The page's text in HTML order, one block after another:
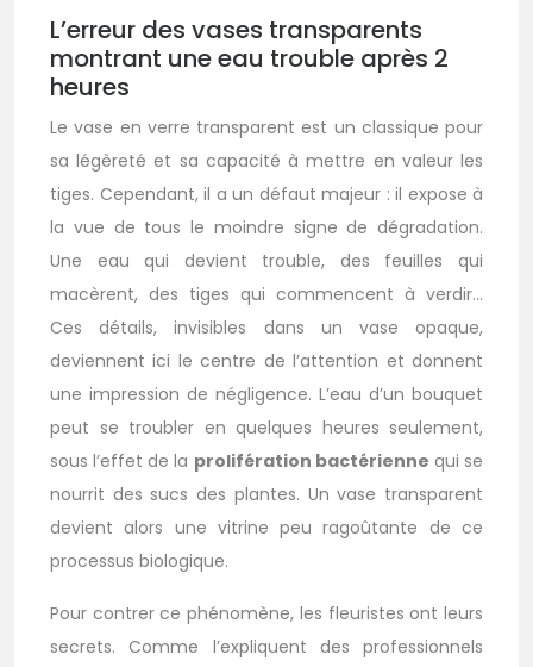
L’erreur des vases transparents
montrant une eau trouble après 2
heures
Le vase en verre transparent est un classique pour
sa légèreté et sa capacité à mettre en valeur les
tiges. Cependant, il a un défaut majeur : il expose à
la vue de tous le moindre signe de dégradation.
Une eau qui devient trouble, des feuilles qui
macèrent, des tiges qui commencent à verdir…
Ces détails, invisibles dans un vase opaque,
deviennent ici le centre de l’attention et donnent
une impression de négligence. L’eau d’un bouquet
peut se troubler en quelques heures seulement,
sous l’effet de la prolifération bactérienne qui se
nourrit des sucs des plantes. Un vase transparent
devient alors une vitrine peu ragoûtante de ce
processus biologique.
Pour contrer ce phénomène, les fleuristes ont leurs
secrets. Comme l’expliquent des professionnels